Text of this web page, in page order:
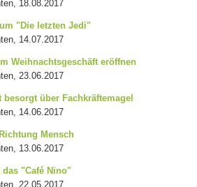
18.08.2017
"Die letzten Jedi"
14.07.2017
Weihnachtsgeschäft eröffnen
23.06.2017
besorgt über Fachkräftemagel
14.06.2017
Mensch
13.06.2017
"Café Nino"
22.05.2017